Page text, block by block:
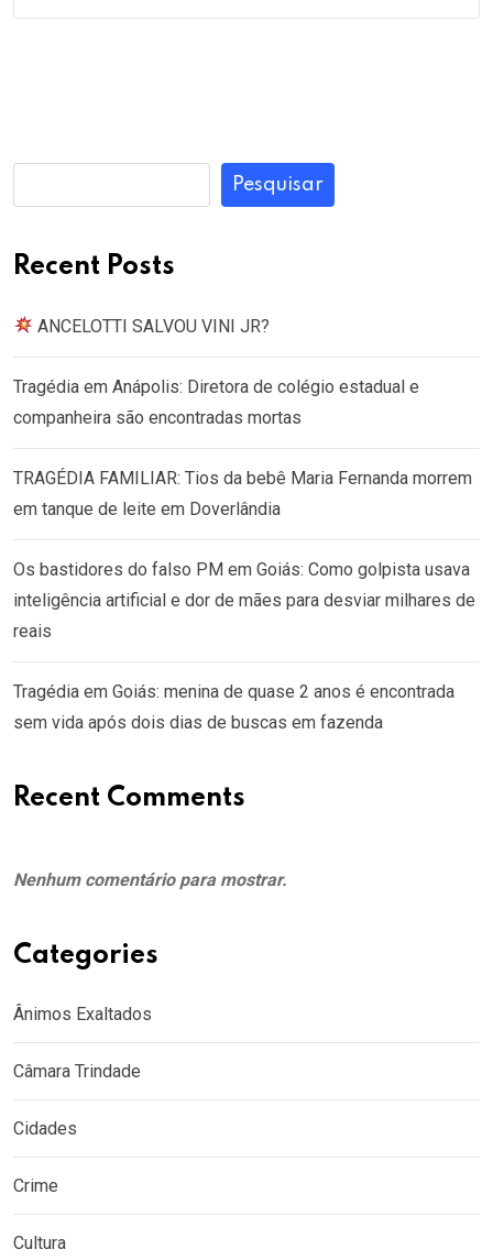
Pesquisar
Recent Posts
ANCELOTTI SALVOU VINI JR?
Tragédia em Anápolis: Diretora de colégio estadual e
companheira são encontradas mortas
TRAGÉDIA FAMILIAR: Tios da bebê Maria Fernanda morrem
em tanque de leite em Doverlândia
Os bastidores do falso PM em Goiás: Como golpista usava
inteligência artificial e dor de mães para desviar milhares de
reais
Tragédia em Goiás: menina de quase 2 anos é encontrada
sem vida após dois dias de buscas em fazenda
Recent Comments
Nenhum comentário para mostrar.
Categories
Ânimos Exaltados
Câmara Trindade
Cidades
Crime
Cultura